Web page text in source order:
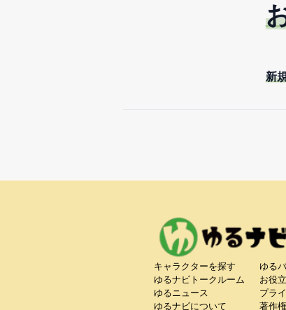
新
キャラクターを探す
ゆるナビトークルーム
ゆるニュース
ゆるナビについて
ゆる
お役
プラ
著作